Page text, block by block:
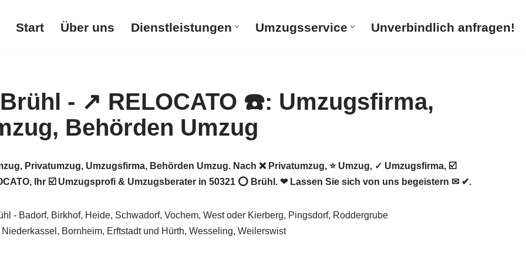
Start Über uns Dienstleistungen Umzugsservice Unverbindlich anfragen!
Privatumzug, Umzugsfirma, Behörden Umzug. Nach ❌ Privatumzug, ⭐ Umzug, ✓ Umzugsfirma, ☑️
Ihr ☑️ Umzugsprofi & Umzugsberater in 50321 ⭕ Brühl. ❤ Lassen Sie sich von uns begeistern ✉ ✔.